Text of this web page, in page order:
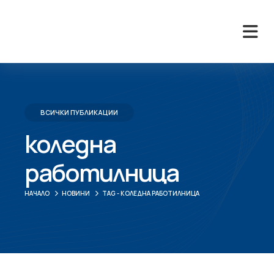
ВСИЧКИ ПУБЛИКАЦИИ
коледна
работилница
НАЧАЛО НОВИНИ TAG -КОЛЕДНА РАБОТИЛНИЦА